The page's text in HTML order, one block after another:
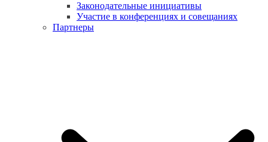
Законодательные инициативы
Участие в конференциях и совещаниях
Партнеры